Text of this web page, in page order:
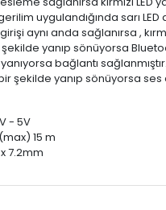
gerilim uygulandığında sarı
aynı anda sağlanırsa ,
şekilde yanıp sönüyorsa
bağlantı sağlanmıştır.
şekilde yanıp sönüyorsa ses
- 5V
15 m
7.2mm